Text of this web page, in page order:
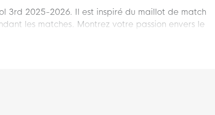
3rd 2025-2026. Il est inspiré du maillot de match
les matches. Montrez votre passion envers le
3rd !